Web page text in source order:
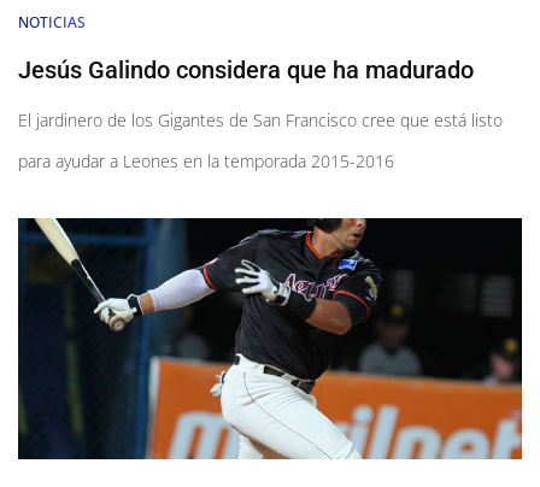
NOTICIAS
Jesús Galindo considera que ha madurado
El jardinero de los Gigantes de San Francisco cree que está listo
para ayudar a Leones en la temporada 2015-2016